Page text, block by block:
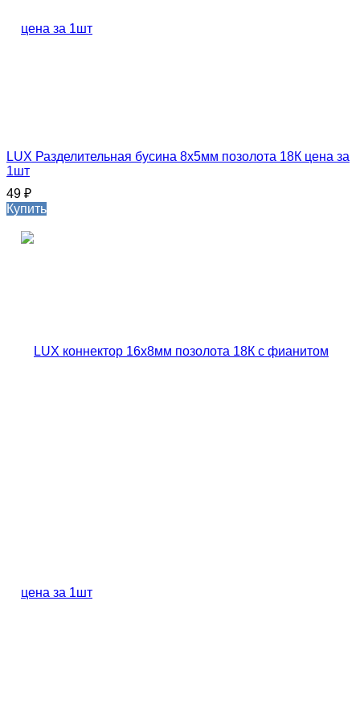
LUX Разделительная бусина 8х5мм позолота 18К цена за
1шт
49 ₽
Купить